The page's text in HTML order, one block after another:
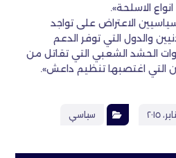
الاسلحة».
الاعتراض على تواجد
والدول التي توفر الدعم
الحشد الشعبي التي تقاتل من
التي اغتصبها تنظيم داعش».
سياسي